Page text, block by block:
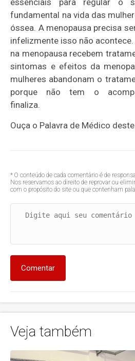
fundamental na vida das
óssea. A menopausa precisa
infelizmente isso não
na menopausa recebem
sintomas e efeitos da
mulheres abandonam o
porque não tem o
finaliza.
Ouça o Palavra de Médico
* O conteúdo de cada comentário é de
Nos reservamos ao direito de reprovar ou
com o propósito do site ou que contenham
Comentar
Veja também